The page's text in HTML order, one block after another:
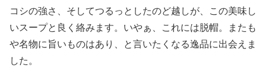
コシの強さ、そしてつるっとしたのど越しが、この美味し
いスープと良く絡みます。いやぁ、これには脱帽。またも
や名物に旨いものはあり、と言いたくなる逸品に出会えま
した。